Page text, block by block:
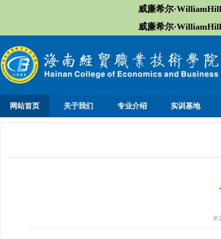
威廉希尔
威廉希尔
网站首页 关于我们 专业介绍 实训基地
来